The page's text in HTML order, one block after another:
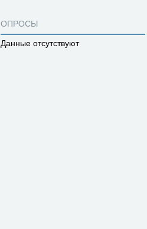
ОПРОСЫ
Данные отсутствуют